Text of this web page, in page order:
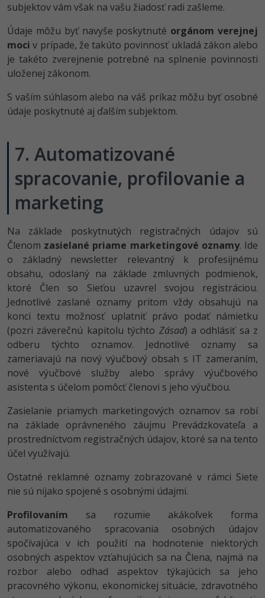
subjektov vám však na vašu žiadosť radi zašleme.
Údaje môžu byť navyše poskytnuté orgánom verejnej
moci v prípade, že takúto povinnosť ukladá zákon alebo
je takéto zverejnenie potrebné na splnenie povinnosti
uloženej zákonom.
S vaším súhlasom alebo na váš príkaz môžu byť osobné
údaje poskytnuté aj ďalším subjektom.
7. Automatizované
spracovanie, profilovanie a
marketing
Na základe poskytnutých registračných údajov sú
Členom zasielané priame marketingové oznamy. Ide
o základný newsletter relevantný k profesijnému
obsahu, odoslaný na základe zmluvných podmienok,
ktoré Člen so Sieťou uzavrel svojou registráciou.
Jednotlivé zaslané oznamy pritom vždy obsahujú na
konci textu možnosť uplatniť právo podať námietku
(pozri záverečnú kapitolu týchto Zásad) a odhlásiť sa z
odberu týchto oznamov. Jednotlivé oznamy sa
zameriavajú na nový výučbový obsah s IT zameraním,
nové výučbové služby alebo správy výučbového
asistenta s účelom pomôcť členovi s jeho výučbou.
Zasielanie priamych marketingových oznamov sa robí
na základe oprávneného záujmu Prevádzkovateľa a
prostredníctvom registračných údajov, ktoré sa na tento
účel využívajú.
Ostatné reklamné oznamy zobrazované v rámci Siete
nie sú nijako spojené s osobnými údajmi.
Profilovaním sa rozumie akákoľvek forma
automatizovaného spracovania osobných údajov
spočívajúca v ich použití na hodnotenie niektorých
osobných aspektov vzťahujúcich sa na Člena, najmä na
rozbor alebo odhad aspektov týkajúcich sa jeho
pracovného výkonu, ekonomickej situácie, zdravotného